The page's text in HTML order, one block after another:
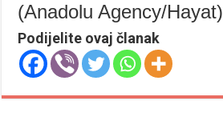
(Anadolu Agency/Hayat)
Podijelite ovaj članak